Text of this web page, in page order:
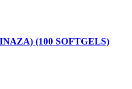
(100 SOFTGELS)